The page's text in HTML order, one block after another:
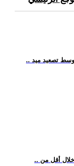
وسط تصعيد ميد
خلال أقل من